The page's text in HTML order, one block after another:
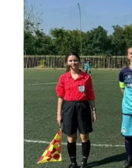
μεγαλύτερης
εικόνας